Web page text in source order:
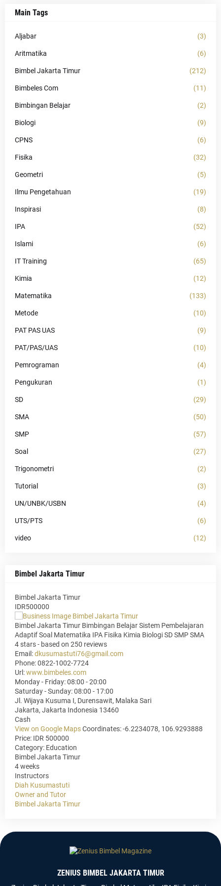
Main Tags
Aljabar (3)
Aritmatika (6)
Bimbel Jakarta Timur (212)
Bimbeles Com (11)
Bimbingan Belajar (2)
Biologi (9)
CPNS (6)
Fisika (32)
Geometri (5)
Ilmu Pengetahuan (19)
Inspirasi (8)
IPA (52)
Islami (6)
IT Training (65)
Kimia (12)
Matematika (133)
Metode (10)
PAT PAS UAS (9)
PAT/PAS/UAS (10)
Pemrograman (4)
Pengukuran (1)
SD (29)
SMA (50)
SMP (57)
Soal (27)
Trigonometri (2)
Tutorial (3)
UN/UNBK/USBN (4)
UTS/PTS (6)
video (12)
Bimbel Jakarta Timur
Bimbel Jakarta Timur
IDR500000
Bimbel Jakarta Timur Bimbingan Belajar Sistem Pembelajaran
Adaptif Soal Matematika IPA Fisika Kimia Biologi SD SMP SMA
4 stars - based on 250 reviews
Email:dkusumastuti76@gmail.com
Phone:0822-1002-7724
Url:www.bimbeles.com
Monday - Friday: 08:00 - 20:00
Saturday - Sunday: 08:00 - 17:00
Jl. Wijaya Kusuma I, Durensawit, Malaka Sari
Jakarta, Jakarta Indonesia 13460
Cash
View on Google MapsCoordinates: -6.2234078, 106.9293888
Price: IDR 500000
Category: Education
Bimbel Jakarta Timur
4 weeks
Instructors
Diah Kusumastuti
Owner and Tutor
Bimbel Jakarta Timur
ZENIUS BIMBEL JAKARTA TIMUR